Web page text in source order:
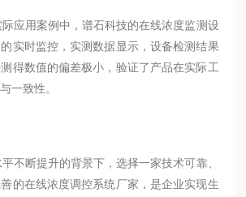
应用案例中，谱石科技的在线浓度监测设
实时监控，实测数据显示，设备检测结果
得数值的偏差极小，验证了产品在实际工
一致性。
不断提升的背景下，选择一家技术可靠、
的在线浓度调控系统厂家，是企业实现生